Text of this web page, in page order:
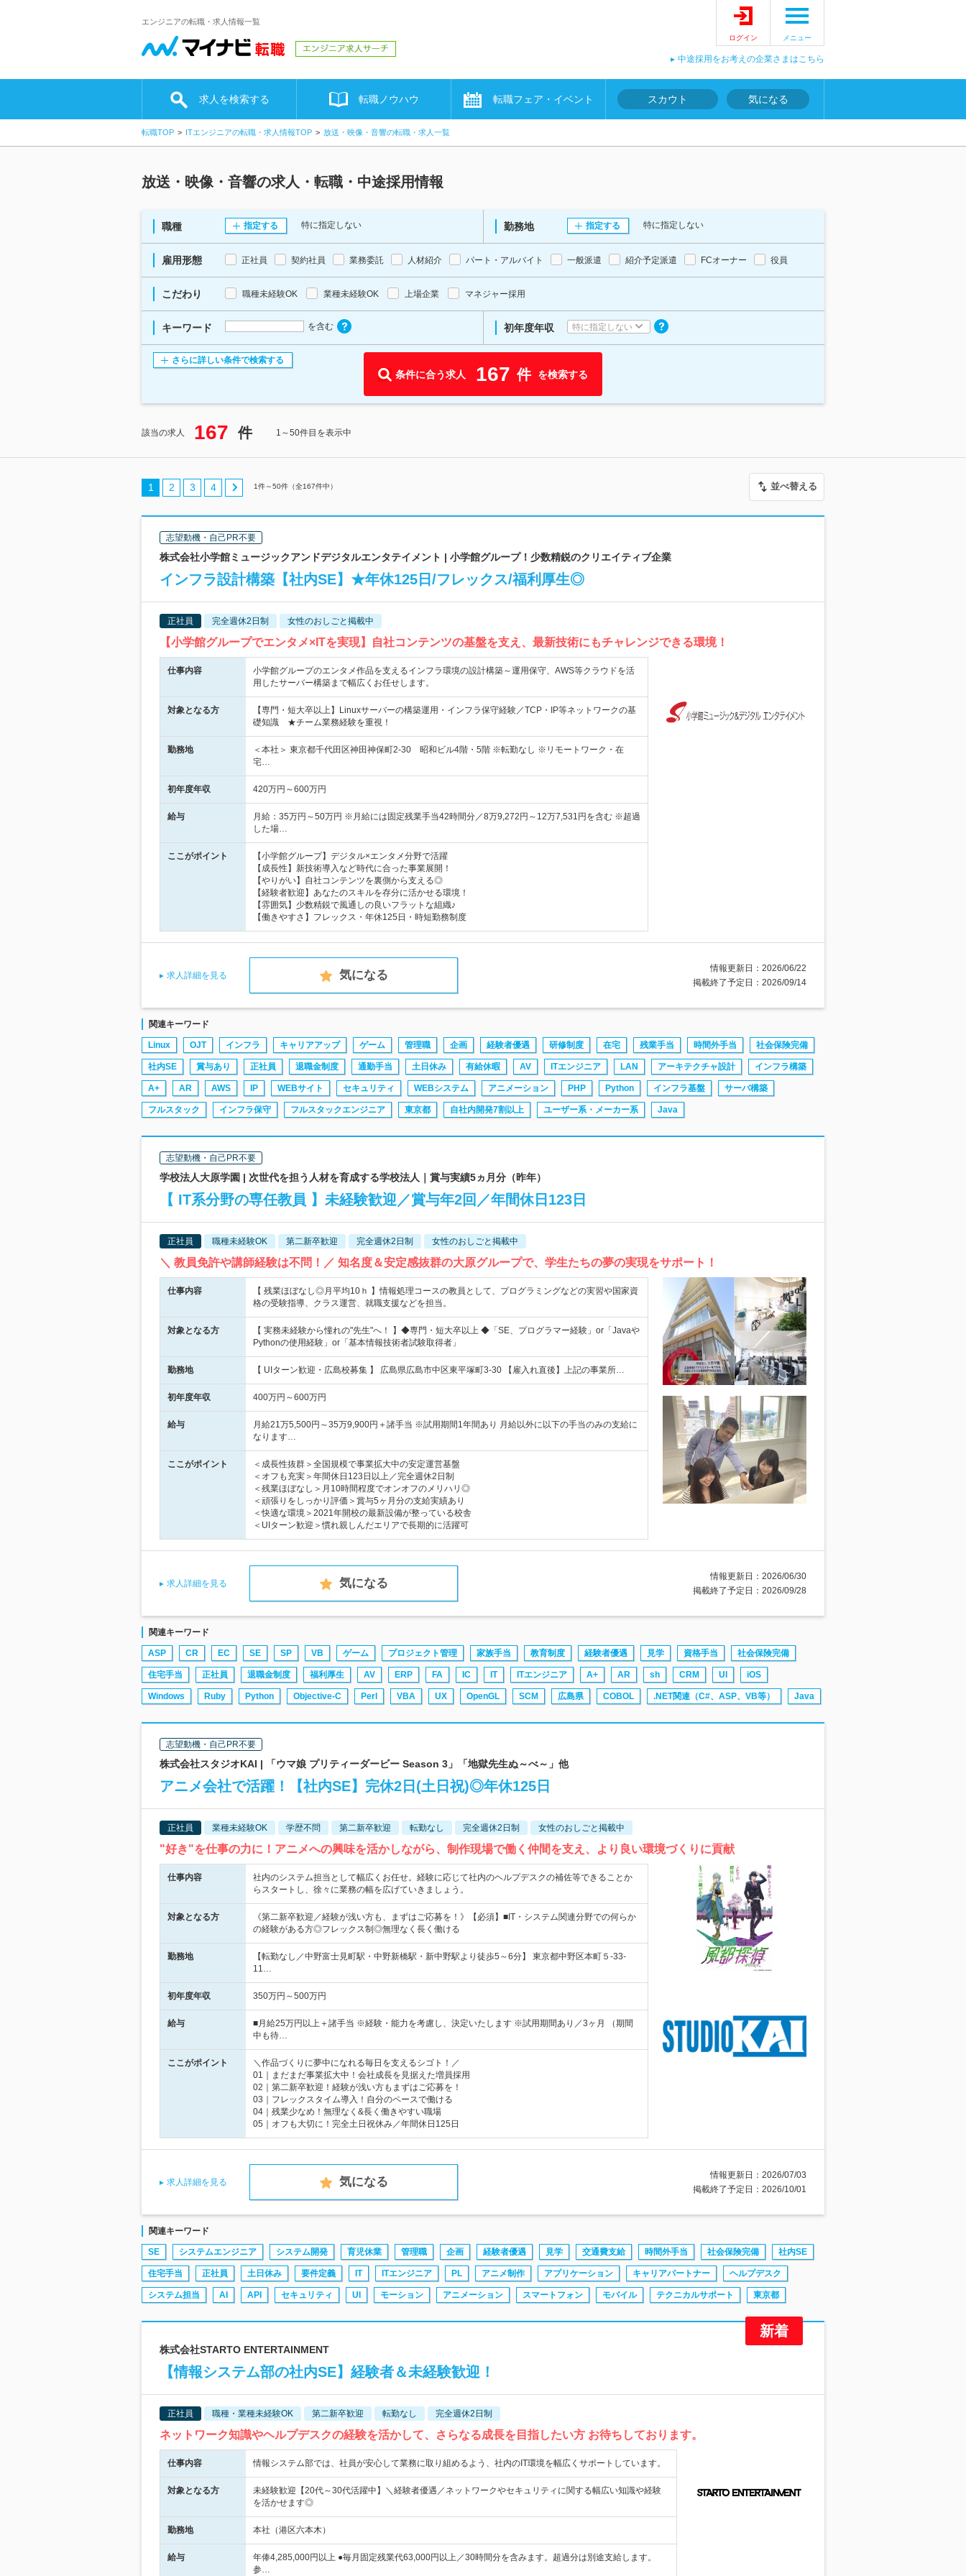
エンジニアの転職・求人情報一覧
ログイン メニュー
中途採用をお考えの企業さまはこちら
求人を検索する 転職ノウハウ 転職フェア・イベント スカウト 気になる
転職TOP ITエンジニアの転職・求人情報TOP 放送・映像・音響の転職・求人一覧
放送・映像・音響の求人・転職・中途採用情報
職種 指定する 特に指定しない 勤務地 指定する 特に指定しない
雇用形態 正社員 契約社員 業務委託 人材紹介 パート・アルバイト 一般派遣 紹介予定派遣 FCオーナー 役員
こだわり 職種未経験OK 業種未経験OK 上場企業 マネジャー採用
キーワード を含む 初年度年収 特に指定しない
さらに詳しい条件で検索する
条件に合う求人 167 件 を検索する
該当の求人 167 件 1～50件目を表示中
1 2 3 4 1件～50件（全167件中） 並べ替える
志望動機・自己PR不要
株式会社小学館ミュージックアンドデジタルエンタテイメント | 小学館グループ！少数精鋭のクリエイティブ企業
インフラ設計構築【社内SE】★年休125日/フレックス/福利厚生◎
正社員 完全週休2日制 女性のおしごと掲載中
【小学館グループでエンタメ×ITを実現】自社コンテンツの基盤を支え、最新技術にもチャレンジできる環境！
仕事内容
小学館グループのエンタメ作品を支えるインフラ環境の設計構築～運用保守、AWS等クラウドを活
用したサーバー構築まで幅広くお任せします。
対象となる方
【専門・短大卒以上】Linuxサーバーの構築運用・インフラ保守経験／TCP・IP等ネットワークの基
礎知識 ★チーム業務経験を重視！
勤務地
＜本社＞ 東京都千代田区神田神保町2-30 昭和ビル4階・5階 ※転勤なし ※リモートワーク・在
宅…
初年度年収 420万円～600万円
給与
月給：35万円～50万円 ※月給には固定残業手当42時間分／8万9,272円～12万7,531円を含む ※超過
した場…
ここがポイント
【小学館グループ】デジタル×エンタメ分野で活躍
【成長性】新技術導入など時代に合った事業展開！
【やりがい】自社コンテンツを裏側から支える◎
【経験者歓迎】あなたのスキルを存分に活かせる環境！
【雰囲気】少数精鋭で風通しの良いフラットな組織♪
【働きやすさ】フレックス・年休125日・時短勤務制度
求人詳細を見る 気になる
情報更新日：2026/06/22
掲載終了予定日：2026/09/14
関連キーワード
Linux OJT インフラ キャリアアップ ゲーム 管理職 企画 経験者優遇 研修制度 在宅 残業手当 時間外手当 社会保険完備
社内SE 賞与あり 正社員 退職金制度 通勤手当 土日休み 有給休暇 AV ITエンジニア LAN アーキテクチャ設計 インフラ構築
A+ AR AWS IP WEBサイト セキュリティ WEBシステム アニメーション PHP Python インフラ基盤 サーバ構築
フルスタック インフラ保守 フルスタックエンジニア 東京都 自社内開発7割以上 ユーザー系・メーカー系 Java
志望動機・自己PR不要
学校法人大原学園 | 次世代を担う人材を育成する学校法人｜賞与実績5ヵ月分（昨年）
【 IT系分野の専任教員 】未経験歓迎／賞与年2回／年間休日123日
正社員 職種未経験OK 第二新卒歓迎 完全週休2日制 女性のおしごと掲載中
＼ 教員免許や講師経験は不問！／ 知名度＆安定感抜群の大原グループで、学生たちの夢の実現をサポート！
仕事内容
【 残業ほぼなし◎月平均10ｈ 】情報処理コースの教員として、プログラミングなどの実習や国家資
格の受験指導、クラス運営、就職支援などを担当。
対象となる方
【 実務未経験から憧れの"先生"へ！ 】◆専門・短大卒以上 ◆「SE、プログラマー経験」or「Javaや
Pythonの使用経験」or「基本情報技術者試験取得者」
勤務地 【 UIターン歓迎・広島校募集 】 広島県広島市中区東平塚町3-30 【雇入れ直後】上記の事業所…
初年度年収 400万円～600万円
給与
月給21万5,500円～35万9,900円＋諸手当 ※試用期間1年間あり 月給以外に以下の手当のみの支給に
なります…
ここがポイント
＜成長性抜群＞全国規模で事業拡大中の安定運営基盤
＜オフも充実＞年間休日123日以上／完全週休2日制
＜残業ほぼなし＞月10時間程度でオンオフのメリハリ◎
＜頑張りをしっかり評価＞賞与5ヶ月分の支給実績あり
＜快適な環境＞2021年開校の最新設備が整っている校舎
＜UIターン歓迎＞慣れ親しんだエリアで長期的に活躍可
求人詳細を見る 気になる
情報更新日：2026/06/30
掲載終了予定日：2026/09/28
関連キーワード
ASP CR EC SE SP VB ゲーム プロジェクト管理 家族手当 教育制度 経験者優遇 見学 資格手当 社会保険完備
住宅手当 正社員 退職金制度 福利厚生 AV ERP FA IC IT ITエンジニア A+ AR sh CRM UI iOS
Windows Ruby Python Objective-C Perl VBA UX OpenGL SCM 広島県 COBOL .NET関連（C#、ASP、VB等） Java
志望動機・自己PR不要
株式会社スタジオKAI | 「ウマ娘 プリティーダービー Season 3」「地獄先生ぬ～べ～」他
アニメ会社で活躍！【社内SE】完休2日(土日祝)◎年休125日
正社員 業種未経験OK 学歴不問 第二新卒歓迎 転勤なし 完全週休2日制 女性のおしごと掲載中
"好き"を仕事の力に！アニメへの興味を活かしながら、制作現場で働く仲間を支え、より良い環境づくりに貢献
仕事内容
社内のシステム担当として幅広くお任せ。経験に応じて社内のヘルプデスクの補佐等できることか
らスタートし、徐々に業務の幅を広げていきましょう。
対象となる方
《第二新卒歓迎／経験が浅い方も、まずはご応募を！》【必須】■IT・システム関連分野での何らか
の経験がある方◎フレックス制◎無理なく長く働ける
勤務地
【転勤なし／中野富士見町駅・中野新橋駅・新中野駅より徒歩5～6分】 東京都中野区本町５-33-
11…
初年度年収 350万円～500万円
給与
■月給25万円以上＋諸手当 ※経験・能力を考慮し、決定いたします ※試用期間あり／3ヶ月 （期間
中も待…
ここがポイント
＼作品づくりに夢中になれる毎日を支えるシゴト！／
01｜まだまだ事業拡大中！会社成長を見据えた増員採用
02｜第二新卒歓迎！経験が浅い方もまずはご応募を！
03｜フレックスタイム導入！自分のペースで働ける
04｜残業少なめ！無理なく&長く働きやすい職場
05｜オフも大切に！完全土日祝休み／年間休日125日
求人詳細を見る 気になる
情報更新日：2026/07/03
掲載終了予定日：2026/10/01
関連キーワード
SE システムエンジニア システム開発 育児休業 管理職 企画 経験者優遇 見学 交通費支給 時間外手当 社会保険完備 社内SE
住宅手当 正社員 土日休み 要件定義 IT ITエンジニア PL アニメ制作 アプリケーション キャリアパートナー ヘルプデスク
システム担当 AI API セキュリティ UI モーション アニメーション スマートフォン モバイル テクニカルサポート 東京都
株式会社STARTO ENTERTAINMENT
【情報システム部の社内SE】経験者＆未経験歓迎！
正社員 職種・業種未経験OK 第二新卒歓迎 転勤なし 完全週休2日制
ネットワーク知識やヘルプデスクの経験を活かして、さらなる成長を目指したい方 お待ちしております。
仕事内容 情報システム部では、社員が安心して業務に取り組めるよう、社内のIT環境を幅広くサポートしています。
対象となる方
未経験歓迎【20代～30代活躍中】＼経験者優遇／ネットワークやセキュリティに関する幅広い知識や経験
を活かせます◎
勤務地 本社（港区六本木）
給与
年俸4,285,000円以上 ●毎月固定残業代63,000円以上／30時間分を含みます。超過分は別途支給します。
参…